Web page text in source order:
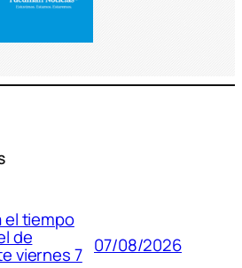
el tiempo
de
viernes 7 07/08/2026